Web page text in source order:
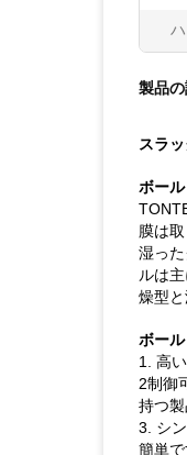
製品
スラ
ボー
膜は
湿っ
ルは
燥型
ボー
1. 高
2制御
持つ
3. シ
簡単